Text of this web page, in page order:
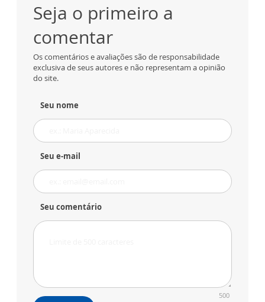
Seja o primeiro a
comentar
Os comentários e avaliações são de responsabilidade
exclusiva de seus autores e não representam a opinião
do site.
Seu nome
Seu e-mail
Seu comentário
500